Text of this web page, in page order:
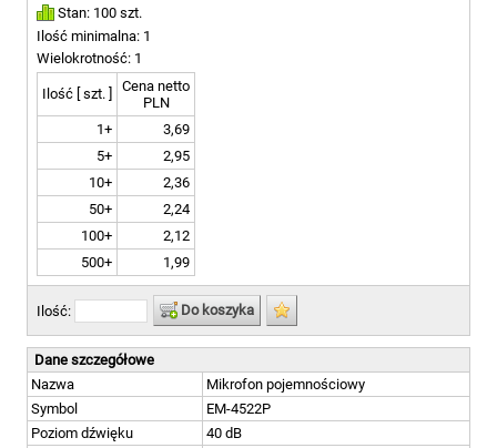
Stan: 100 szt.
Ilość minimalna: 1
Wielokrotność: 1
Ilość [ szt. ]
Cena netto
PLN
1+
3,69
5+
2,95
10+
2,36
50+
2,24
100+
2,12
500+
1,99
Ilość: Do koszyka
Dane szczegółowe
Nazwa
Mikrofon pojemnościowy
Symbol
EM-4522P
Poziom dźwięku
40 dB